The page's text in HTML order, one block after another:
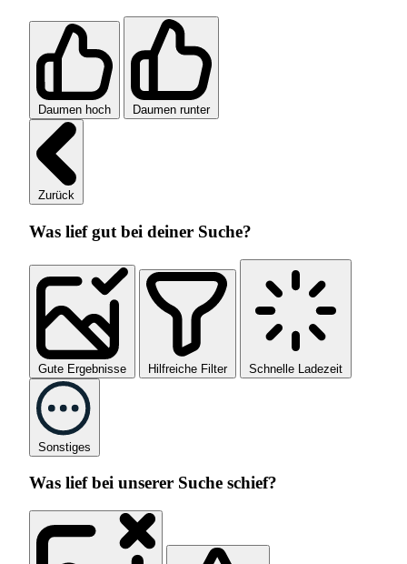
Daumen hoch Daumen runter
Zurück
Was lief gut bei deiner Suche?
Gute Ergebnisse Hilfreiche Filter Schnelle Ladezeit
Sonstiges
Was lief bei unserer Suche schief?